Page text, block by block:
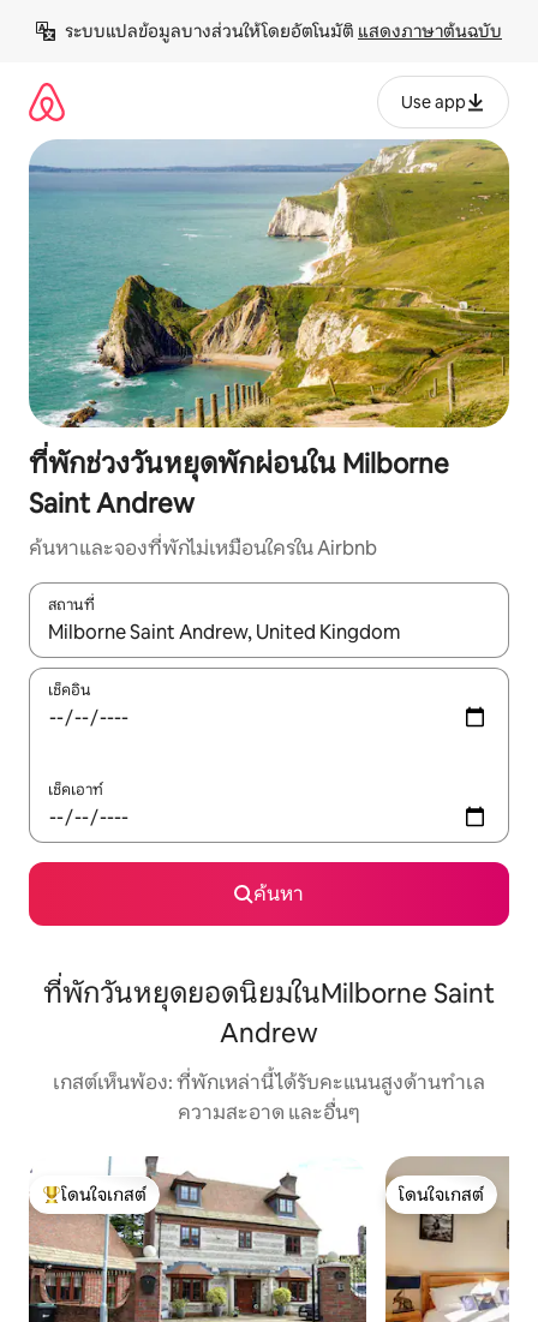
เนื้อหา
ระบบแปลข้อมูลบางส่วนให้โดยอัตโนมัติ แสดงภาษาต้นฉบับ
Use app
ที่พักช่วงวันหยุดพักผ่อนใน Milborne
Saint Andrew
ค้นหาและจองที่พักไม่เหมือนใครใน Airbnb
สถานที่
ใช้ลูกศรขึ้นลง หรือใช้การสัมผัสหรือปัด เพื่อสำรวจผลการค้นหา
เช็คอิน
เช็คเอาท์
ค้นหา
ที่พักวันหยุดยอดนิยมในMilborne Saint
Andrew
เกสต์เห็นพ้อง: ที่พักเหล่านี้ได้รับคะแนนสูงด้านทำเล
ความสะอาด และอื่นๆ
โดนใจเกสต์ที่สุด
โดนใจเกสต์
โดนใจเกสต์
โดนใจเกสต์